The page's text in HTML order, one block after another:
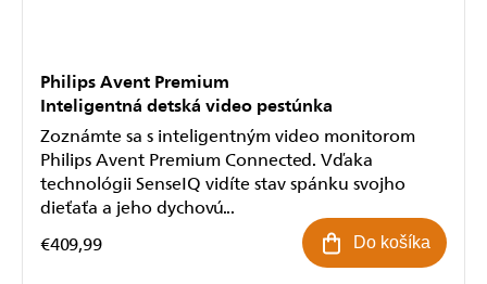
Philips Avent Premium
Inteligentná detská video pestúnka
€409,99 Do košíka
Zoznámte sa s inteligentným video monitorom
Philips Avent Premium Connected. Vďaka
technológii SenseIQ vidíte stav spánku svojho
dieťaťa a jeho dychovú...